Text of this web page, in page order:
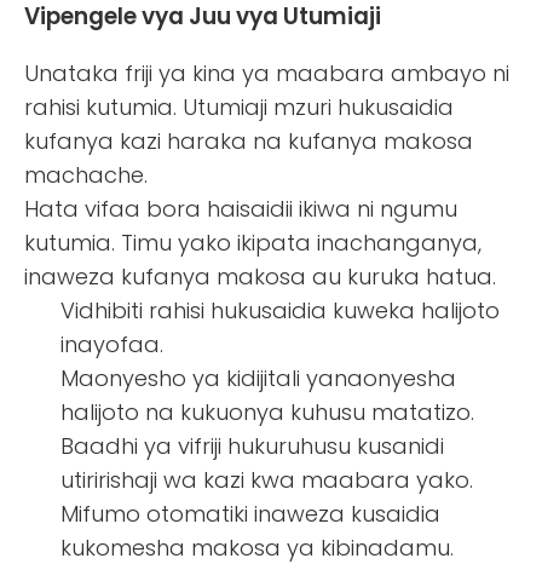
Vipengele vya Juu vya Utumiaji
Unataka friji ya kina ya maabara ambayo ni
rahisi kutumia. Utumiaji mzuri hukusaidia
kufanya kazi haraka na kufanya makosa
machache.
Hata vifaa bora haisaidii ikiwa ni ngumu
kutumia. Timu yako ikipata inachanganya,
inaweza kufanya makosa au kuruka hatua.
Vidhibiti rahisi hukusaidia kuweka halijoto
inayofaa.
Maonyesho ya kidijitali yanaonyesha
halijoto na kukuonya kuhusu matatizo.
Baadhi ya vifriji hukuruhusu kusanidi
utiririshaji wa kazi kwa maabara yako.
Mifumo otomatiki inaweza kusaidia
kukomesha makosa ya kibinadamu.